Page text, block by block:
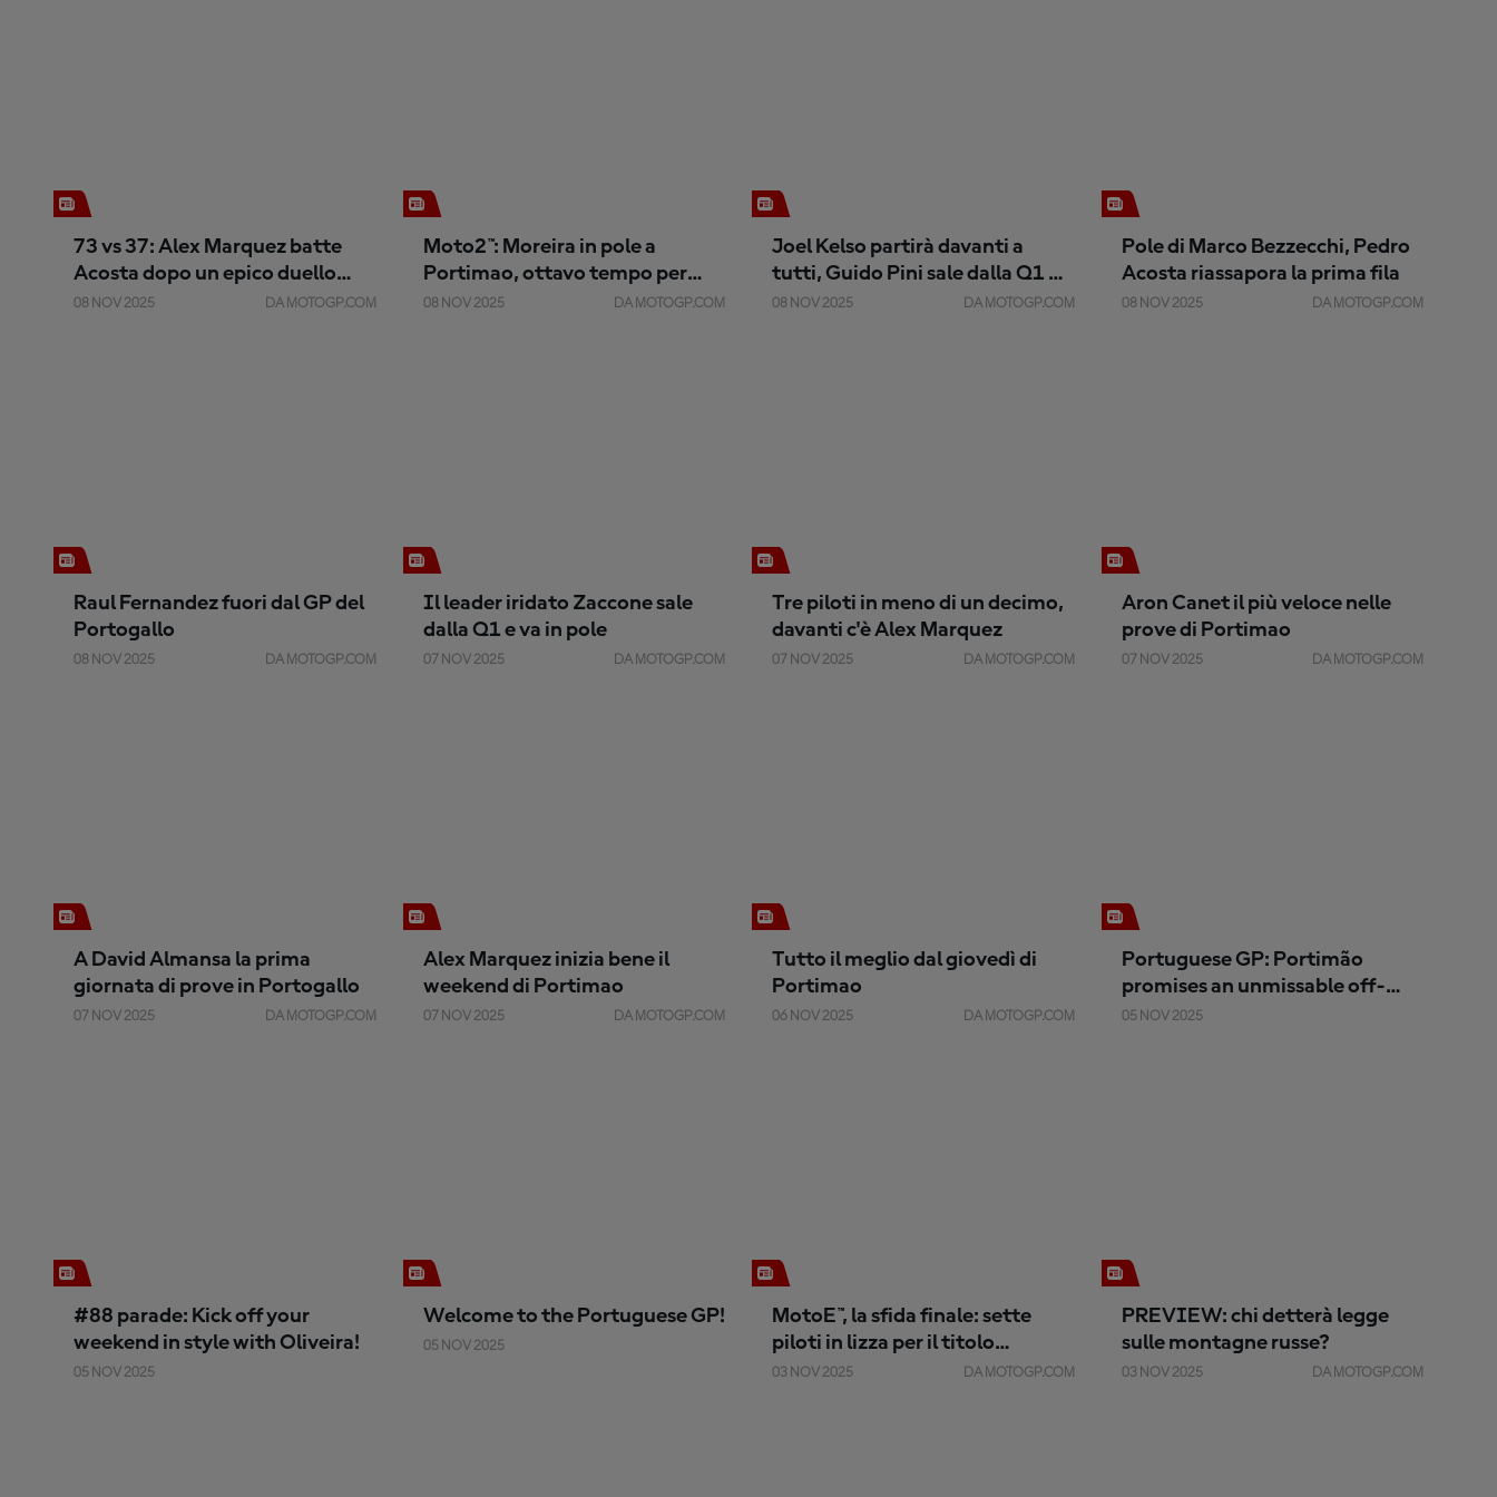
73 vs 37: Alex Marquez batte
Acosta dopo un epico duello
nella Sprint di Portimao
08 NOV 2025 DA MOTOGP.COM
Moto2™: Moreira in pole a
Portimao, ottavo tempo per
Manuel Gonzalez
08 NOV 2025 DA MOTOGP.COM
Joel Kelso partirà davanti a
tutti, Guido Pini sale dalla Q1 ed
è 5°
08 NOV 2025 DA MOTOGP.COM
Pole di Marco Bezzecchi, Pedro
Acosta riassapora la prima fila
08 NOV 2025 DA MOTOGP.COM
Raul Fernandez fuori dal GP del
Portogallo
08 NOV 2025 DA MOTOGP.COM
Il leader iridato Zaccone sale
dalla Q1 e va in pole
07 NOV 2025 DA MOTOGP.COM
Tre piloti in meno di un decimo,
davanti c'è Alex Marquez
07 NOV 2025 DA MOTOGP.COM
Aron Canet il più veloce nelle
prove di Portimao
07 NOV 2025 DA MOTOGP.COM
A David Almansa la prima
giornata di prove in Portogallo
07 NOV 2025 DA MOTOGP.COM
Alex Marquez inizia bene il
weekend di Portimao
07 NOV 2025 DA MOTOGP.COM
Tutto il meglio dal giovedì di
Portimao
06 NOV 2025 DA MOTOGP.COM
Portuguese GP: Portimão
promises an unmissable off-
track experience
05 NOV 2025
#88 parade: Kick off your
weekend in style with Oliveira!
05 NOV 2025
Welcome to the Portuguese GP!
05 NOV 2025
MotoE™, la sfida finale: sette
piloti in lizza per il titolo
nell'ultimo round
03 NOV 2025 DA MOTOGP.COM
PREVIEW: chi detterà legge
sulle montagne russe?
03 NOV 2025 DA MOTOGP.COM